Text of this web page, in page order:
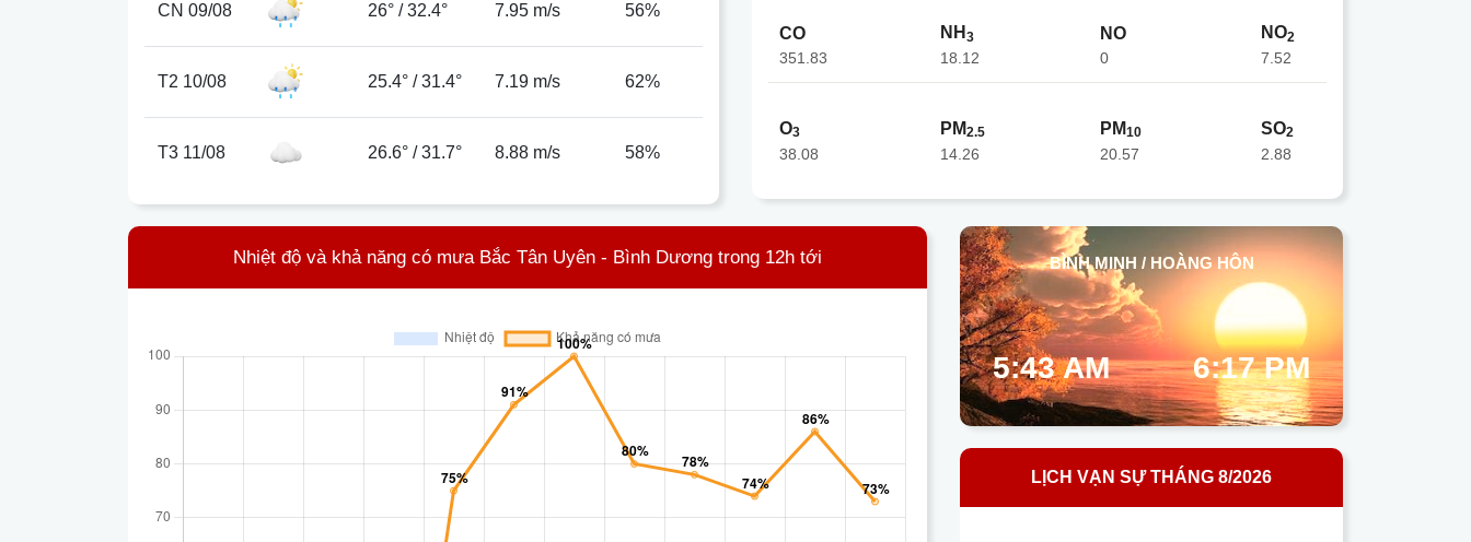
CN 09/08 26° /32.4° 7.95 m/s 56%
T2 10/08 25.4° /31.4° 7.19 m/s 62%
T3 11/08 26.6° /31.7° 8.88 m/s 58%
CO
351.83
NH 3
18.12
NO
0
NO2
7.52
O3
38.08
PM2.5
14.26
PM10
20.57
SO2
2.88
Nhiệt độ và khả năng có mưa Bắc Tân Uyên - Bình Dương trong 12h tới BÌNH MINH / HOÀNG HÔN
5:43 AM 6:17 PM
LỊCH VẠN SỰ THÁNG 8/2026